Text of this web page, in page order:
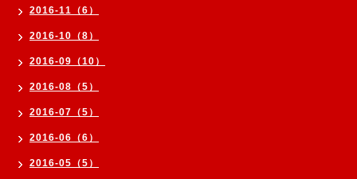
2016-11（6）
2016-10（8）
2016-09（10）
2016-08（5）
2016-07（5）
2016-06（6）
2016-05（5）